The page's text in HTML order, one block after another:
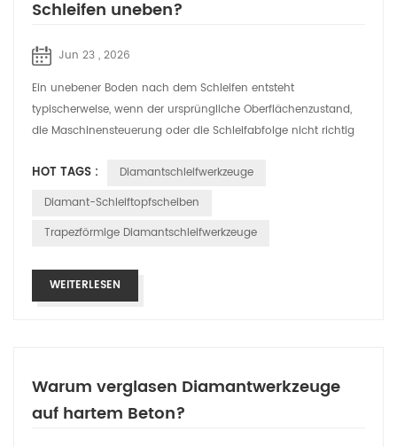
Schleifen uneben?
Jun 23 , 2026
Ein unebener Boden nach dem Schleifen entsteht
typischerweise, wenn der ursprüngliche Oberflächenzustand,
die Maschinensteuerung oder die Schleifabfolge nicht richtig
HOT TAGS :
Diamantschleifwerkzeuge
Diamant-Schleiftopfscheiben
Trapezförmige Diamantschleifwerkzeuge
WEITERLESEN
Warum verglasen Diamantwerkzeuge
auf hartem Beton?